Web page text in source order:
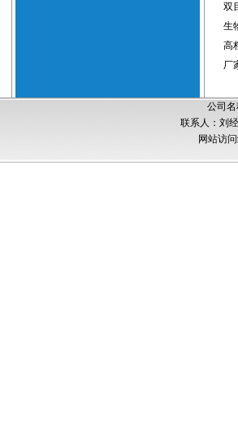
双
生
高
厂
公司
联系人：刘
网站访